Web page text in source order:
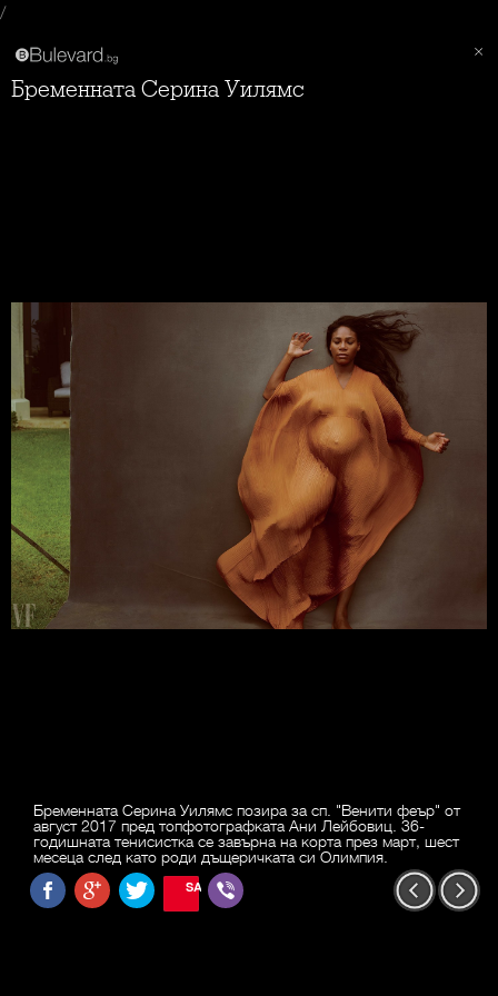
/
Бременната Серина Уилямс
Бременната Серина Уилямс позира за сп. "Венити феър" от
август 2017 пред топфотографката Ани Лейбовиц. 36-
годишната тенисистка се завърна на корта през март, шест
месеца след като роди дъщеричката си Олимпия.
SAVE